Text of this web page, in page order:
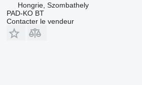
Hongrie, Szombathely
PAD-KO BT
Contacter le vendeur